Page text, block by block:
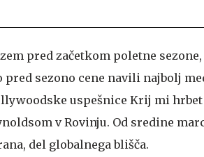
pred začetkom poletne
sezono cene navili najbolj
uspešnice Krij mi hrbet
v Rovinju. Od sredine
del globalnega blišča.